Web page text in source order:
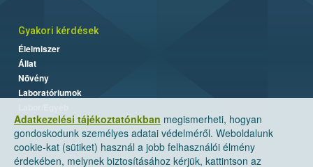
Adatkezelési tájékoztatónkban megismerheti, hogyan
gondoskodunk személyes adatai védelméről. Weboldalunk
cookie-kat (sütiket) használ a jobb felhasználói élmény
érdekében, melynek biztosításához kérjük, kattintson az
Gyakori kérdések
Élelmiszer
Állat
Növény
Laboratóriumok